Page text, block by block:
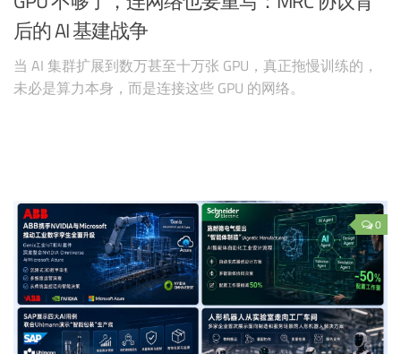
后的 AI 基建战争
当 AI 集群扩展到数万甚至十万张 GPU，真正拖慢训练的，
未必是算力本身，而是连接这些 GPU 的网络。
0